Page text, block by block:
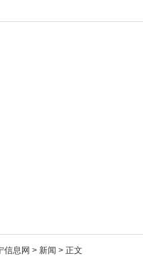
信息网 > 新闻 > 正文